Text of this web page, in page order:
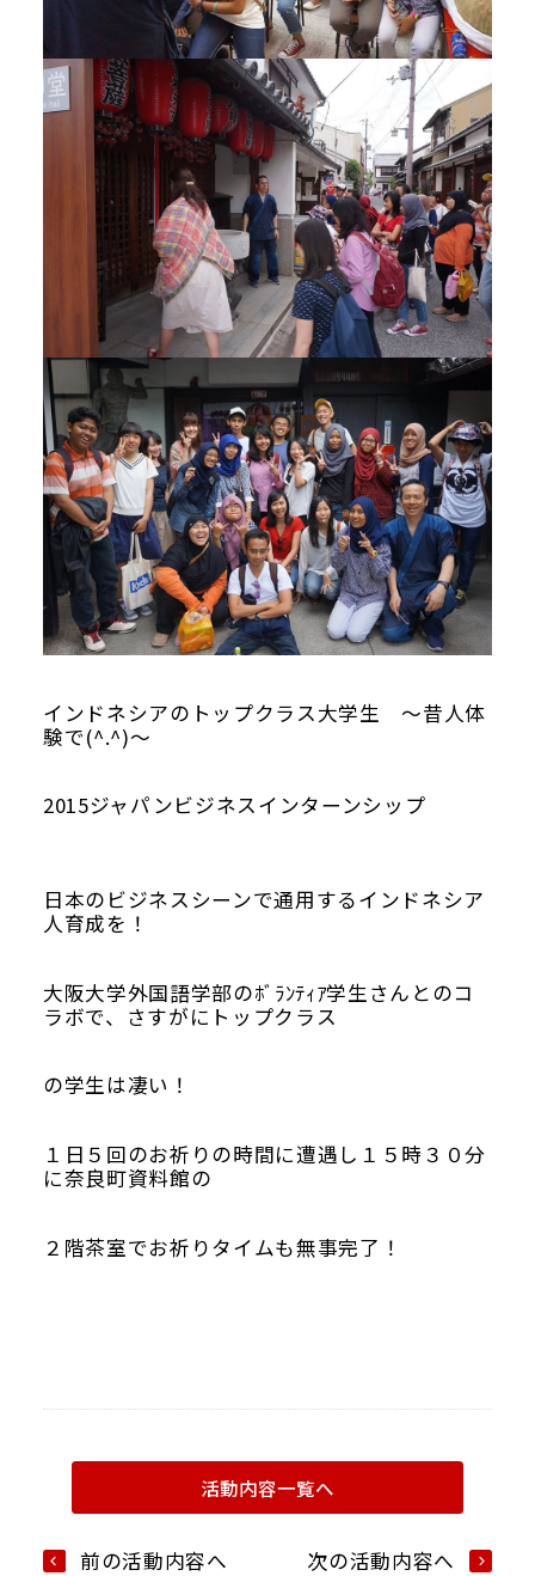
Google map
インドネシアのトップクラス大学生 ～昔人体
験で(^.^)～
2015ジャパンビジネスインターンシップ
日本のビジネスシーンで通用するインドネシア
人育成を！
大阪大学外国語学部のﾎﾞﾗﾝﾃｨｱ学生さんとのコ
ラボで、さすがにトップクラス
の学生は凄い！
１日５回のお祈りの時間に遭遇し１５時３０分
に奈良町資料館の
２階茶室でお祈りタイムも無事完了！
前の活動内容へ
活動内容一覧へ
次の活動内容へ